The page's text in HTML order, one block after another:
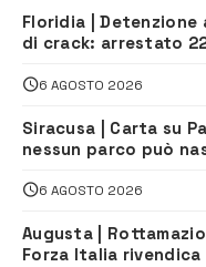
Floridia |
di crack: arrestato
6 AGOSTO 2026
Siracusa | Carta su
nessun parco può
6 AGOSTO 2026
Augusta |
Forza Italia